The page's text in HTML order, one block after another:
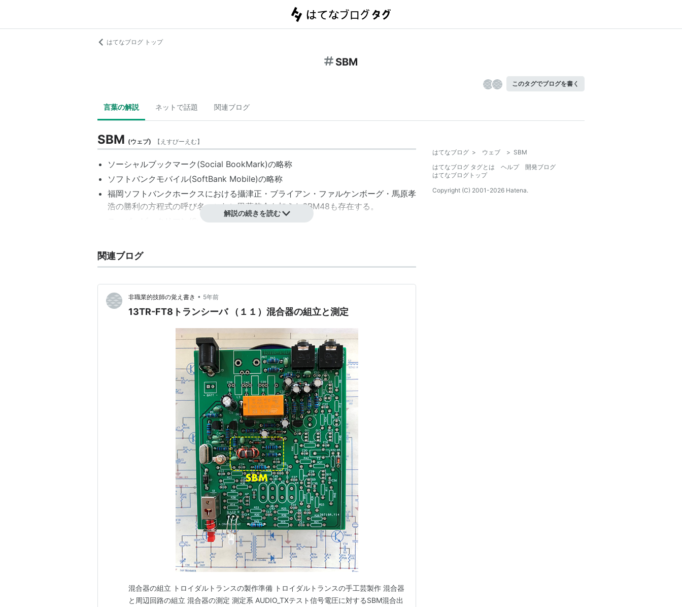
はてなブログ トップ
SBM
このタグでブログを書く
言葉の解説 ネットで話題 関連ブログ
SBM (ウェブ) 【 えすびーえむ】
ソーシャルブックマーク(Social BookMark)の略称
ソフトバンクモバイル(SoftBank Mobile)の略称
福岡ソフトバンクホークスにおける攝津正 ・ ブライアン・ファルケンボーグ ・ 馬原孝
浩の勝利の方程式の呼び名。これに甲藤啓介を加えたSBM48 も存在する。
スーパービックリマン(Super BikkuriMan)の略称
解説の続きを読む
関連ブログ
非職業的技師の覚え書き • 5年前
13TR-FT8トランシーバ （１１）混合器の組立と測定
混合器の組立 トロイダルトランスの製作準備 トロイダルトランスの手工芸製作 混合器
と周辺回路の組立 混合器の測定 測定系 AUDIO_TXテスト信号電圧に対するSBM混合出
はてなブログ > ウェブ > SBM
はてなブログ タグとは
ヘルプ
開発ブログ
はてなブログトップ
Copyright (C) 2001-2026 Hatena.